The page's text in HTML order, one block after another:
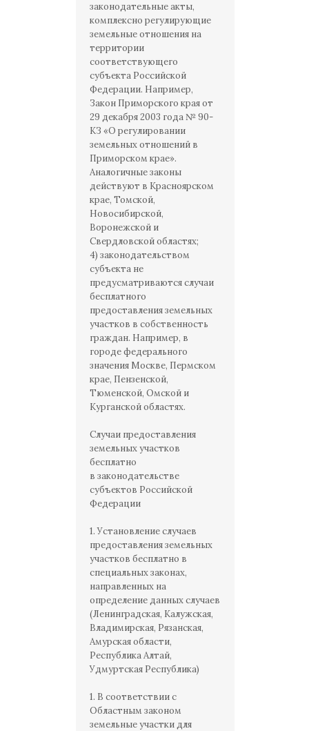
законодательные акты,
комплексно регулирующие
земельные отношения на
территории
соответствующего
субъекта Российской
Федерации. Например,
Закон Приморского края от
29 декабря 2003 года № 90-
КЗ «О регулировании
земельных отношений в
Приморском крае».
Аналогичные законы
действуют в Красноярском
крае, Томской,
Новосибирской,
Воронежской и
Свердловской областях;
4) законодательством
субъекта не
предусматриваются случаи
бесплатного
предоставления земельных
участков в собственность
граждан. Например, в
городе федерального
значения Москве, Пермском
крае, Пензенской,
Тюменской, Омской и
Курганской областях.
Случаи предоставления
земельных участков
бесплатно
в законодательстве
субъектов Российской
Федерации
1. Установление случаев
предоставления земельных
участков бесплатно в
специальных законах,
направленных на
определение данных случаев
(Ленинградская, Калужская,
Владимирская, Рязанская,
Амурская области,
Республика Алтай,
Удмуртская Республика)
1. В соответствии с
Областным законом
земельные участки для